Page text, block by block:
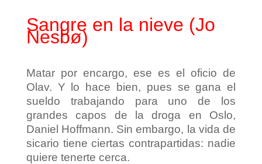
Sangre en la nieve (Jo
Nesbø)
Matar por encargo, ese es el oficio de
Olav. Y lo hace bien, pues se gana el
sueldo trabajando para uno de los
grandes capos de la droga en Oslo,
Daniel Hoffmann. Sin embargo, la vida de
sicario tiene ciertas contrapartidas: nadie
quiere tenerte cerca.